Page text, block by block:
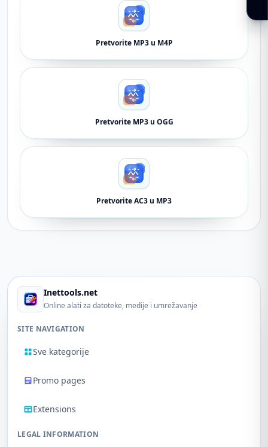
Pretvorite MP3 u M4P
Pretvorite MP3 u OGG
Pretvorite AC3 u MP3
Inettools.net
Online alati za datoteke, medije i umrežavanje
SITE NAVIGATION
Sve kategorije
Promo pages
Extensions
LEGAL INFORMATION